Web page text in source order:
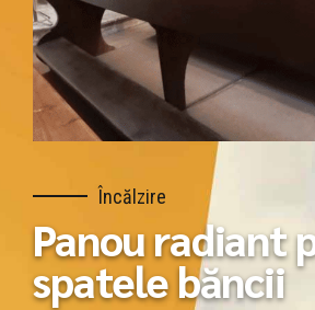
Încălzire
Panou radiant
spatele băncii